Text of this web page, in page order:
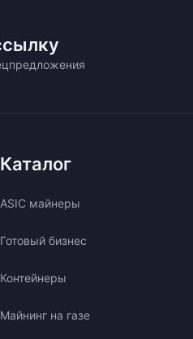
Каталог
ASIC майнеры
Готовый бизнес
Контейнеры
Майнинг на газе